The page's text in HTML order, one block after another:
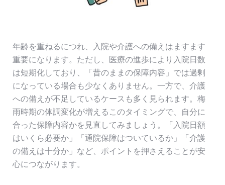
年齢を重ねるにつれ、入院や介護への備えはますます
重要になります。ただし、医療の進歩により入院日数
は短期化しており、「昔のままの保障内容」では過剰
になっている場合も少なくありません。一方で、介護
への備えが不足しているケースも多く見られます。梅
雨時期の体調変化が増えるこのタイミングで、自分に
合った保障内容かを見直してみましょう。「入院日額
はいくら必要か」「通院保障はついているか」「介護
の備えは十分か」など、ポイントを押さえることが安
心につながります。